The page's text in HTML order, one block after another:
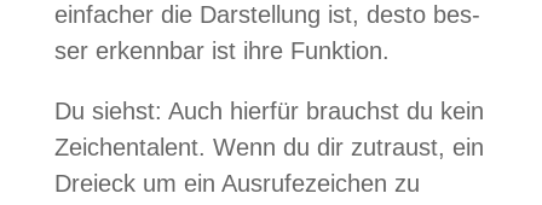
ein­fa­cher die Dar­stel­lung ist, desto bes­
ser erkenn­bar ist ihre Funktion.
Du siehst: Auch hier­für brauchst du kein
Zei­chen­ta­lent. Wenn du dir zutraust, ein
Drei­eck um ein Aus­ru­fe­zei­chen zu